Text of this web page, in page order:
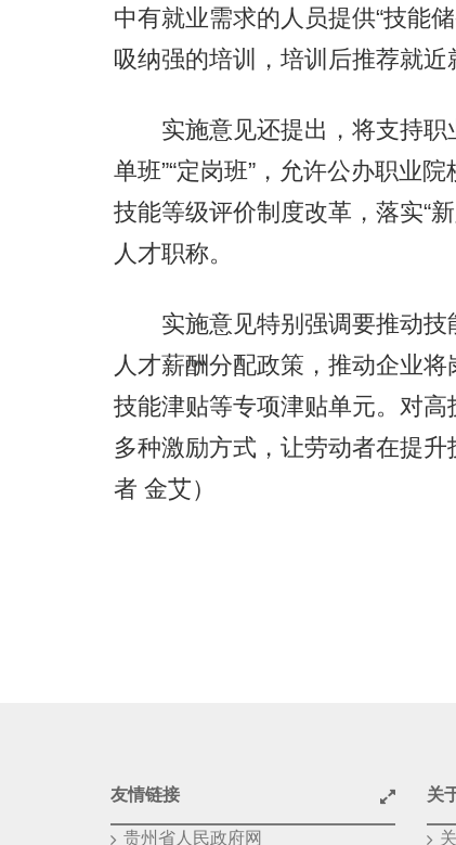
中有就业需求的人员提供“技能
吸纳强的培训，培训后推荐就近
实施意见还提出，将支持职
单班”“定岗班”，允许公办职业
技能等级评价制度改革，落实“
人才职称。
实施意见特别强调要推动技
人才薪酬分配政策，推动企业
技能津贴等专项津贴单元。对
多种激励方式，让劳动者在提
者 金艾）
友情链接
贵州省人民政府网
关